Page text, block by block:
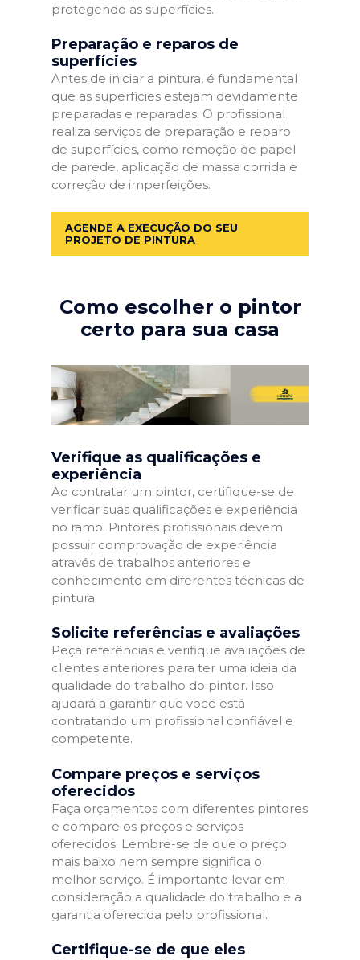
protegendo as superfícies.
Preparação e reparos de
superfícies
Antes de iniciar a pintura, é fundamental
que as superfícies estejam devidamente
preparadas e reparadas. O profissional
realiza serviços de preparação e reparo
de superfícies, como remoção de papel
de parede, aplicação de massa corrida e
correção de imperfeições.
AGENDE A EXECUÇÃO DO SEU
PROJETO DE PINTURA
Como escolher o pintor
certo para sua casa
Verifique as qualificações e
experiência
Ao contratar um pintor, certifique-se de
verificar suas qualificações e experiência
no ramo. Pintores profissionais devem
possuir comprovação de experiência
através de trabalhos anteriores e
conhecimento em diferentes técnicas de
pintura.
Solicite referências e avaliações
Peça referências e verifique avaliações de
clientes anteriores para ter uma ideia da
qualidade do trabalho do pintor. Isso
ajudará a garantir que você está
contratando um profissional confiável e
competente.
Compare preços e serviços
oferecidos
Faça orçamentos com diferentes pintores
e compare os preços e serviços
oferecidos. Lembre-se de que o preço
mais baixo nem sempre significa o
melhor serviço. É importante levar em
consideração a qualidade do trabalho e a
garantia oferecida pelo profissional.
Certifique-se de que eles